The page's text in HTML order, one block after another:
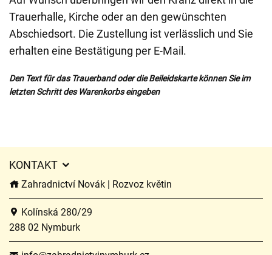
Trauerhalle, Kirche oder an den gewünschten
Abschiedsort. Die Zustellung ist verlässlich und Sie
erhalten eine Bestätigung per E-Mail.
Den Text für das Trauerband oder die Beileidskarte können Sie im
letzten Schritt des Warenkorbs eingeben
KONTAKT
Zahradnictví Novák | Rozvoz květin
Kolínská 280/29
288 02 Nymburk